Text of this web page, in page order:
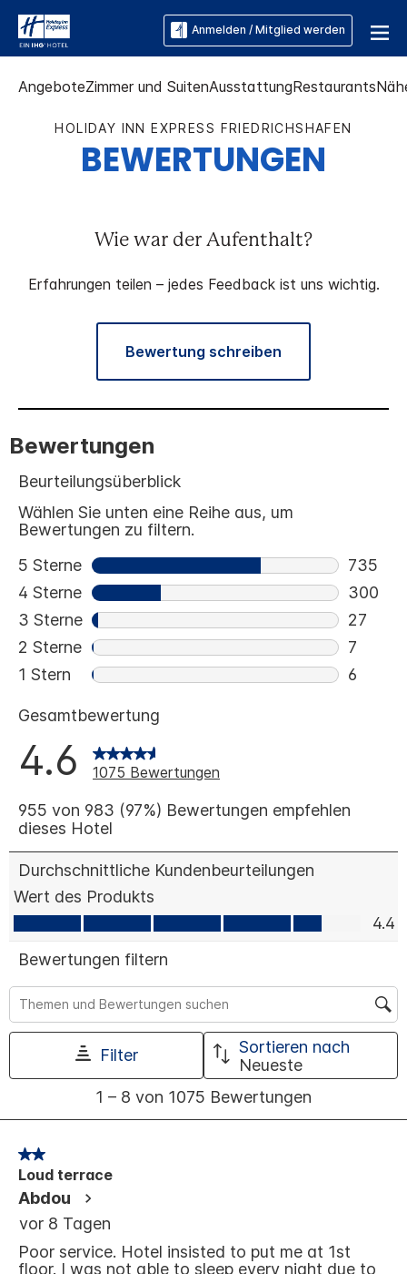
Anmelden / Mitglied werden
AngeboteZimmer und SuitenAusstattungRestaurants
HOLIDAY INN EXPRESS FRIEDRICHSHAFEN
BEWERTUNGEN
Wie war der Aufenthalt?
Erfahrungen teilen – jedes Feedback ist uns wichtig.
Bewertung schreiben